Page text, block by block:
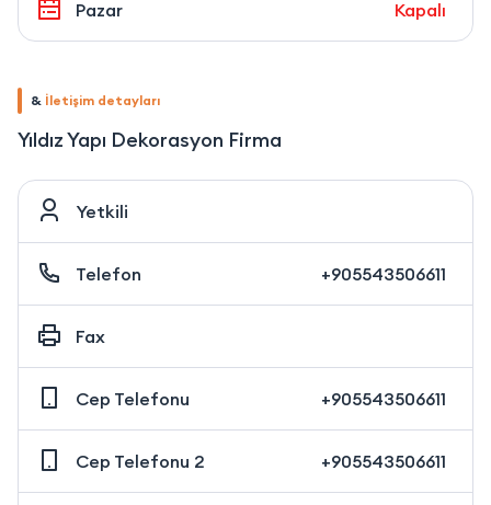
Pazar Kapalı
& İletişim detayları
Yıldız Yapı Dekorasyon Firma
Yetkili
Telefon +905543506611
Fax
Cep Telefonu +905543506611
Cep Telefonu 2 +905543506611